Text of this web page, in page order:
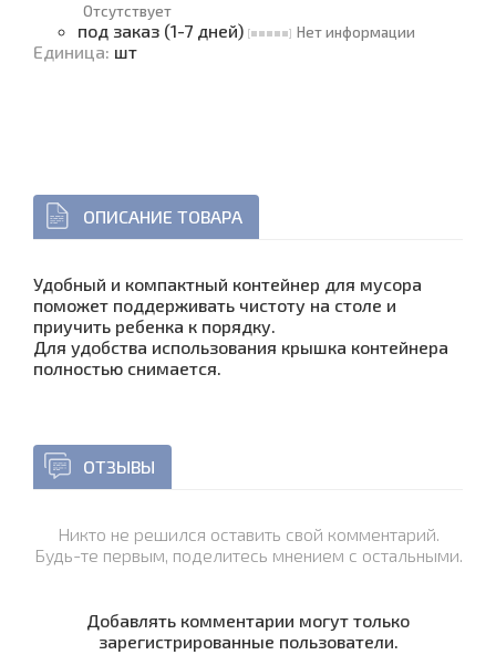
Отсутствует
под заказ (1-7 дней) Нет информации
Единица: шт
ОПИСАНИЕ ТОВАРА
Удобный и компактный контейнер для мусора
поможет поддерживать чистоту на столе и
приучить ребенка к порядку.
Для удобства использования крышка контейнера
полностью снимается.
ОТЗЫВЫ
Никто не решился оставить свой комментарий.
Будь-те первым, поделитесь мнением с остальными.
Добавлять комментарии могут только
зарегистрированные пользователи.